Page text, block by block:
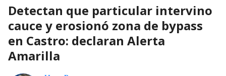
Detectan que particular intervino
cauce y erosionó zona de bypass
en Castro: declaran Alerta
Amarilla